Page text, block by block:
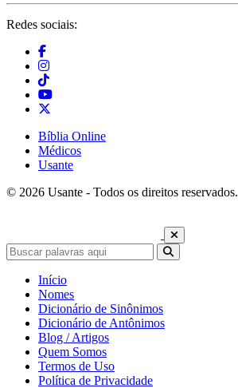
Redes sociais:
Bíblia Online
Médicos
Usante
© 2026 Usante - Todos os direitos reservados.
Início
Nomes
Dicionário de Sinônimos
Dicionário de Antônimos
Blog / Artigos
Quem Somos
Termos de Uso
Política de Privacidade